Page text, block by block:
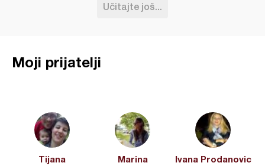
Učitajte još...
Moji prijatelji
Tijana
Marina
Ivana Prodanovic